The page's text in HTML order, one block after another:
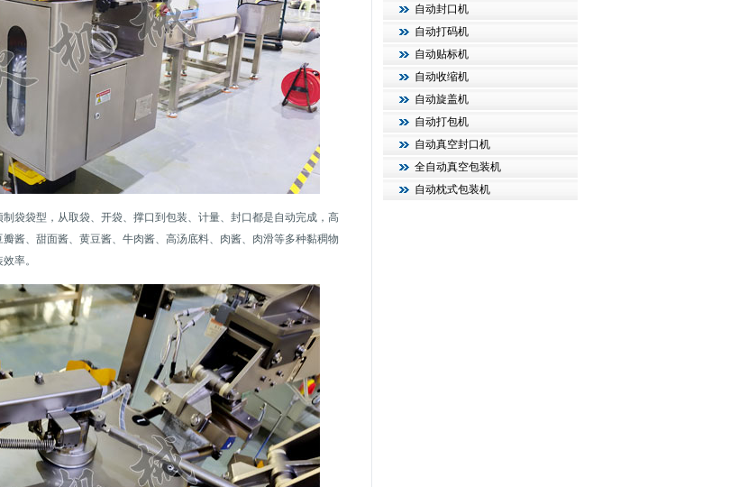
自动封口机
自动打码机
自动贴标机
自动收缩机
自动旋盖机
自动打包机
自动真空封口机
全自动真空包装机
自动枕式包装机
袋袋型，从取袋、开袋、撑口到包装、计量、封口都是自动完成，高
酱、甜面酱、黄豆酱、牛肉酱、高汤底料、肉酱、肉滑等多种黏稠物
率。